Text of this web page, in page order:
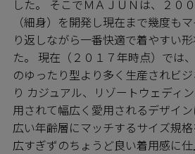
した。 そこでＭＡＪＵＮは、２０
（細身）を開発し現在まで幾度も
り返しながら一番快適で着やすい
た。 現在（２０１７年時点）では
のゆったり型より多く生産されビ
り カジュアル、リゾートウェディ
用されて幅広く愛用されるデザイ
広い年齢層にマッチするサイズ規
広すぎずのちょうど良い着用感に仕